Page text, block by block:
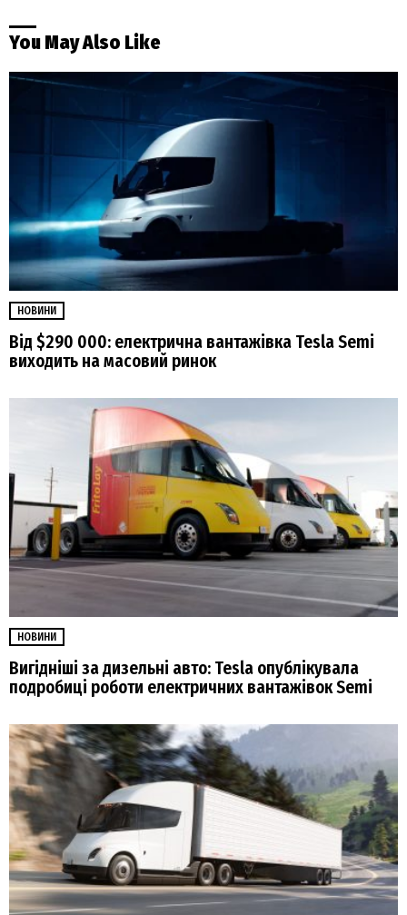
You May Also Like
НОВИНИ
Від $290 000: електрична вантажівка Tesla Semi
виходить на масовий ринок
НОВИНИ
Вигідніші за дизельні авто: Tesla опублікувала
подробиці роботи електричних вантажівок Semi